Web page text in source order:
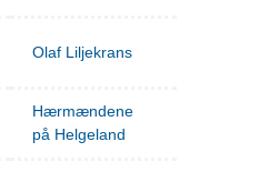
Olaf Liljekrans
Hærmændene
på Helgeland